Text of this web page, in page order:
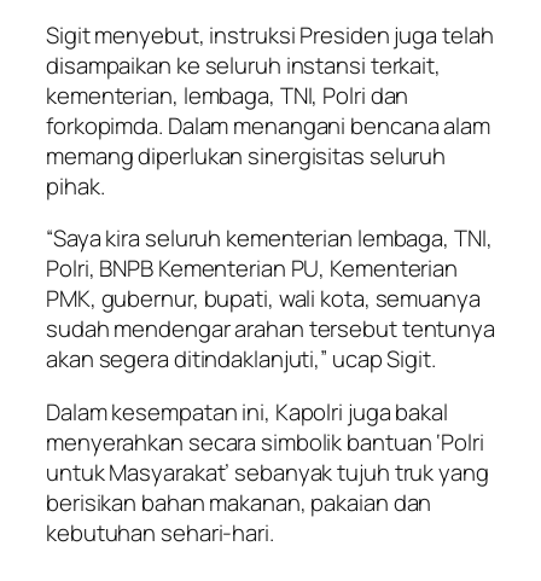
Sigit menyebut, instruksi Presiden juga telah
disampaikan ke seluruh instansi terkait,
kementerian, lembaga, TNI, Polri dan
forkopimda. Dalam menangani bencana alam
memang diperlukan sinergisitas seluruh
pihak.
“Saya kira seluruh kementerian lembaga, TNI,
Polri, BNPB Kementerian PU, Kementerian
PMK, gubernur, bupati, wali kota, semuanya
sudah mendengar arahan tersebut tentunya
akan segera ditindaklanjuti,” ucap Sigit.
Dalam kesempatan ini, Kapolri juga bakal
menyerahkan secara simbolik bantuan ‘Polri
untuk Masyarakat’ sebanyak tujuh truk yang
berisikan bahan makanan, pakaian dan
kebutuhan sehari-hari.